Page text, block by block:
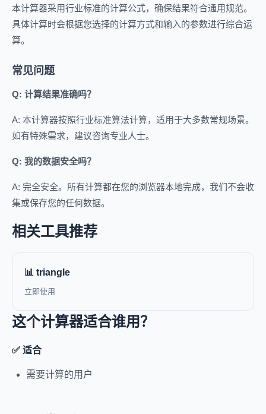
本计算器采用行业标准的计算公式，确保结果符合通用规范。
具体计算时会根据您选择的计算方式和输入的参数进行综合运
算。
常见问题
Q: 计算结果准确吗？
A: 本计算器按照行业标准算法计算，适用于大多数常规场景。
如有特殊需求，建议咨询专业人士。
Q: 我的数据安全吗？
A: 完全安全。所有计算都在您的浏览器本地完成，我们不会收
集或保存您的任何数据。
相关工具推荐
📊 triangle
立即使用
这个计算器适合谁用？
✅ 适合
需要计算的用户